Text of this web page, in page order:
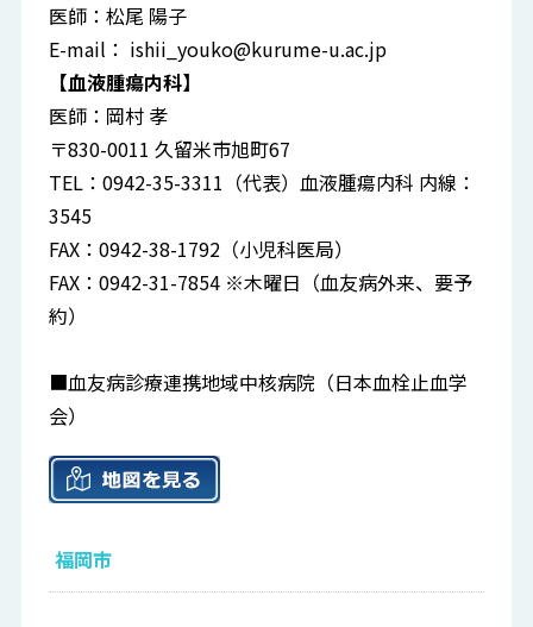
医師：松尾 陽子
E-mail： ishii_youko@kurume-u.ac.jp
【血液腫瘍内科】
医師：岡村 孝
〒830-0011 久留米市旭町67
TEL：0942-35-3311（代表）血液腫瘍内科 内線：
3545
FAX：0942-38-1792（小児科医局）
FAX：0942-31-7854 ※木曜日（血友病外来、要予
約）
■血友病診療連携地域中核病院（日本血栓止血学
会）
福岡市